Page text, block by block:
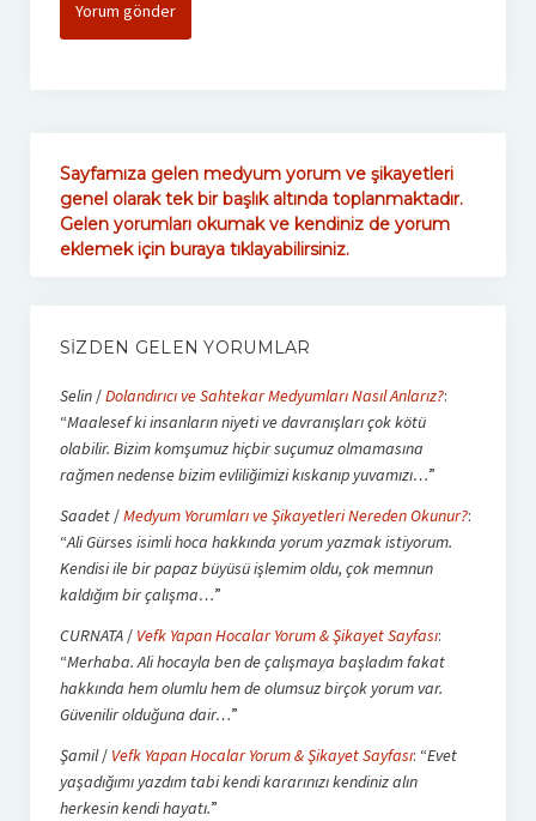
Sayfamıza gelen medyum yorum ve şikayetleri
genel olarak tek bir başlık altında toplanmaktadır.
Gelen yorumları okumak ve kendiniz de yorum
eklemek için buraya tıklayabilirsiniz.
SIZDEN GELEN YORUMLAR
Selin/Dolandırıcı ve Sahtekar Medyumları Nasıl Anlarız?:
“Maalesef ki insanların niyeti ve davranışları çok kötü
olabilir. Bizim komşumuz hiçbir suçumuz olmamasına
rağmen nedense bizim evliliğimizi kıskanıp yuvamızı…”
Saadet/Medyum Yorumları ve Şikayetleri Nereden Okunur?:
“Ali Gürses isimli hoca hakkında yorum yazmak istiyorum.
Kendisi ile bir papaz büyüsü işlemim oldu, çok memnun
kaldığım bir çalışma…”
CURNATA/ Vefk Yapan Hocalar Yorum & Şikayet Sayfası:
“Merhaba. Ali hocayla ben de çalışmaya başladım fakat
hakkında hem olumlu hem de olumsuz birçok yorum var.
Güvenilir olduğuna dair…”
Şamil/ Vefk Yapan Hocalar Yorum & Şikayet Sayfası: “Evet
yaşadığımı yazdım tabi kendi kararınızı kendiniz alın
herkesin kendi hayatı.”